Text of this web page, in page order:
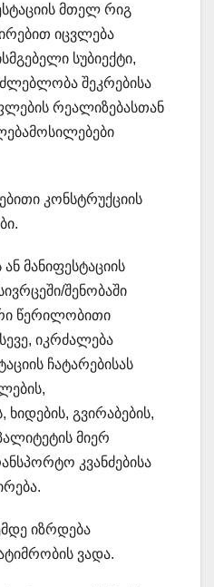
მთელ რიგ
იცვლება
სუბიექტი,
შეკრებისა
რეალიზებასთან
კონსტრუქციის
მანიფესტაციის
შენობაში
წერილობითი
იკრძალება
ჩატარებისას
გვირაბების,
მიერ
კვანძებისა
იზრდება
ვადა.